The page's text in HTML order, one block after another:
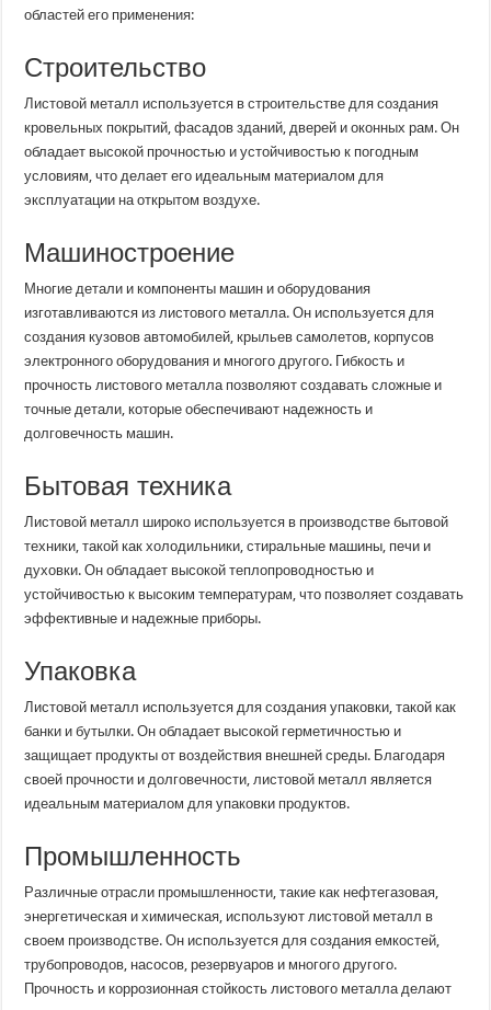
областей его применения:
Строительство
Листовой металл используется в строительстве для создания
кровельных покрытий, фасадов зданий, дверей и оконных рам. Он
обладает высокой прочностью и устойчивостью к погодным
условиям, что делает его идеальным материалом для
эксплуатации на открытом воздухе.
Машиностроение
Многие детали и компоненты машин и оборудования
изготавливаются из листового металла. Он используется для
создания кузовов автомобилей, крыльев самолетов, корпусов
электронного оборудования и многого другого. Гибкость и
прочность листового металла позволяют создавать сложные и
точные детали, которые обеспечивают надежность и
долговечность машин.
Бытовая техника
Листовой металл широко используется в производстве бытовой
техники, такой как холодильники, стиральные машины, печи и
духовки. Он обладает высокой теплопроводностью и
устойчивостью к высоким температурам, что позволяет создавать
эффективные и надежные приборы.
Упаковка
Листовой металл используется для создания упаковки, такой как
банки и бутылки. Он обладает высокой герметичностью и
защищает продукты от воздействия внешней среды. Благодаря
своей прочности и долговечности, листовой металл является
идеальным материалом для упаковки продуктов.
Промышленность
Различные отрасли промышленности, такие как нефтегазовая,
энергетическая и химическая, используют листовой металл в
своем производстве. Он используется для создания емкостей,
трубопроводов, насосов, резервуаров и многого другого.
Прочность и коррозионная стойкость листового металла делают